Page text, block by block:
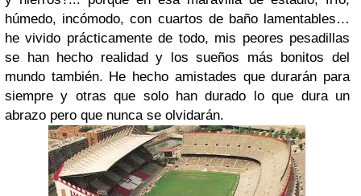
húmedo, incómodo, con cuartos de baño lamentables…
he vivido prácticamente de todo, mis peores pesadillas
se han hecho realidad y los sueños más bonitos del
mundo también. He hecho amistades que durarán para
siempre y otras que solo han durado lo que dura un
abrazo pero que nunca se olvidarán.